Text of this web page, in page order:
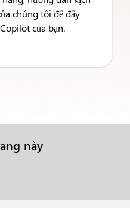
chúng tôi để đẩy
của bạn.
này